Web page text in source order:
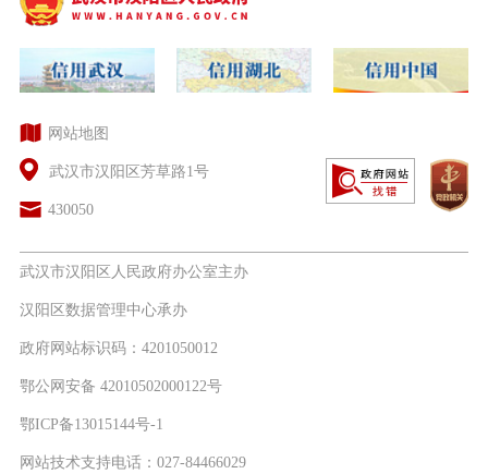
网站地图
武汉市汉阳区芳草路1号
430050
武汉市汉阳区人民政府办公室主办
汉阳区数据管理中心承办
政府网站标识码：4201050012
鄂公网安备 42010502000122号
鄂ICP备13015144号-1
网站技术支持电话：027-84466029